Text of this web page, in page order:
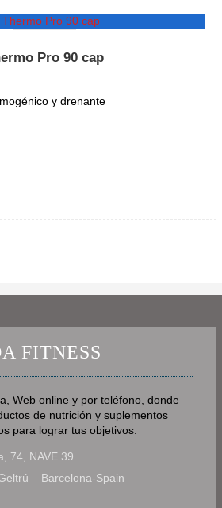
Pro 90 cap
y drenante
FITNESS
Web online y por teléfono, donde
de nutrición y suplementos
para lograr tus objetivos.
74, NAVE 39
Barcelona-Spain